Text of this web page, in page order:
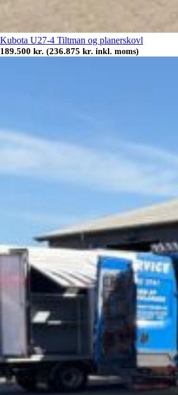
Kubota U27-4 Tiltman og planerskovl
189.500 kr. (236.875 kr. inkl. moms)